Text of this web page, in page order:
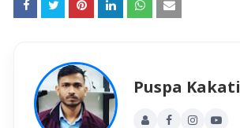
Puspa Kakati